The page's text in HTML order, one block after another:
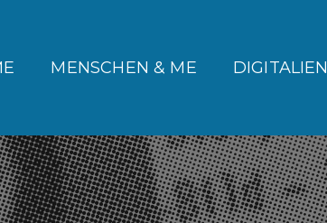
MENSCHEN & ME DIGITALIEN